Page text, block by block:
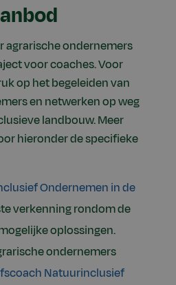
agrarische ondernemers
voor coaches. Voor
op het begeleiden van
en netwerken op weg
landbouw. Meer
hieronder de specifieke
Ondernemen in de
verkenning rondom de
oplossingen.
ondernemers
Natuurinclusief